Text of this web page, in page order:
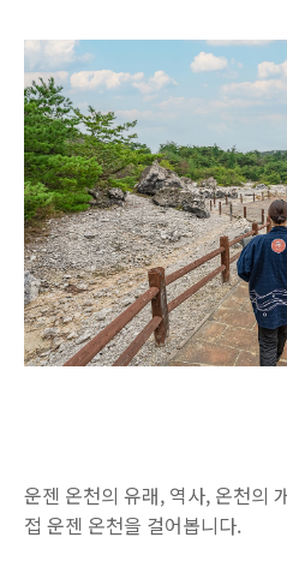
운젠 온천의 유래, 역사, 온천의
접 운젠 온천을 걸어봅니다.